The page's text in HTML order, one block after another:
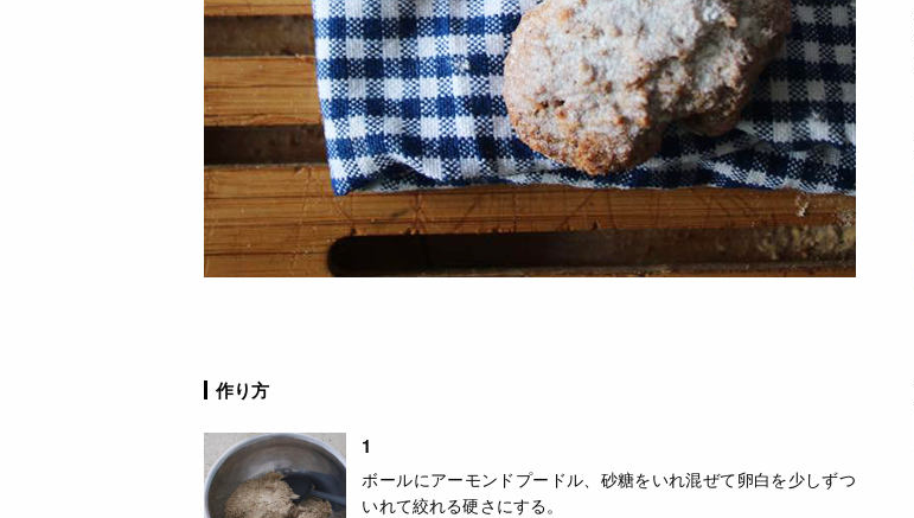
作り方
1
ボールにアーモンドプードル、砂糖をいれ混ぜて卵白を少しずつ
いれて絞れる硬さにする。